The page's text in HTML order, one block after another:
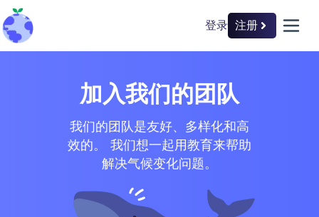
back to home 登录 注册 open
加入我们的团队
我们的团队是友好、多样化和高
效的。 我们想一起用教育来帮助
解决气候变化问题。